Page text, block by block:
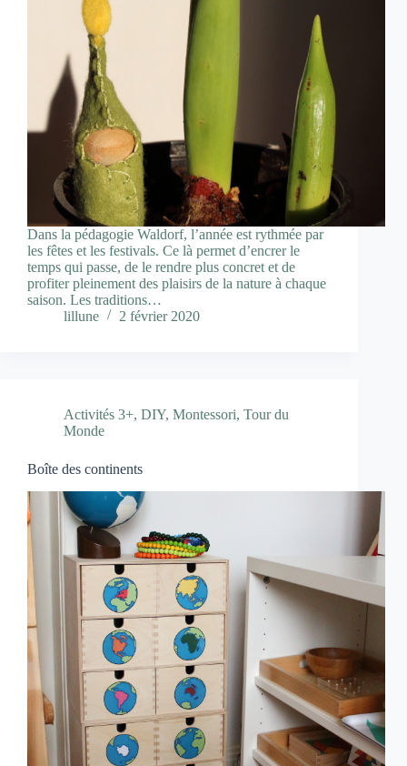
Dans la pédagogie Waldorf, l’année est rythmée par
les fêtes et les festivals. Ce là permet d’encrer le
temps qui passe, de le rendre plus concret et de
profiter pleinement des plaisirs de la nature à chaque
saison. Les traditions…
lillune
2 février 2020
Activités 3+, DIY, Montessori, Tour du
Monde
Boîte des continents